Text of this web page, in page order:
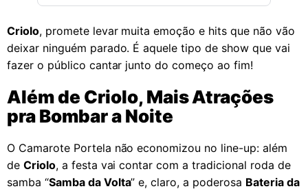
Criolo, promete levar muita emoção e hits que não vão
deixar ninguém parado. É aquele tipo de show que vai
fazer o público cantar junto do começo ao fim!
Além de Criolo, Mais Atrações
pra Bombar a Noite
O Camarote Portela não economizou no line-up: além
de Criolo, a festa vai contar com a tradicional roda de
samba “Samba da Volta” e, claro, a poderosa Bateria da